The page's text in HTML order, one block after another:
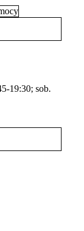
19:30; sob.